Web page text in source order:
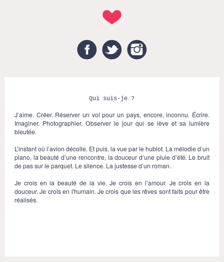
FacebookTwitter
Qui suis-je ?
J’aime. Créer. Réserver un vol pour un pays, encore, inconnu. Écrire.
Imaginer. Photographier. Observer le jour qui se lève et sa lumière
bleutée.
L’instant où l’avion décolle. Et puis, la vue par le hublot. La mélodie d’un
piano, la beauté d’une rencontre, la douceur d’une pluie d’été. Le bruit
de pas sur le parquet. Le silence. La justesse d’un roman.
Je crois en la beauté de la vie. Je crois en l’amour. Je crois en la
douceur. Je crois en l'humain. Je crois que les rêves sont faits pour être
réalisés.